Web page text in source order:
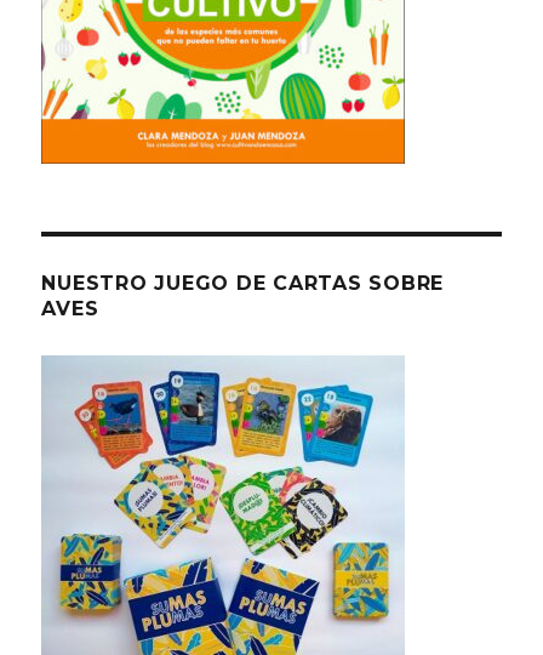
NUESTRO JUEGO DE CARTAS SOBRE
AVES